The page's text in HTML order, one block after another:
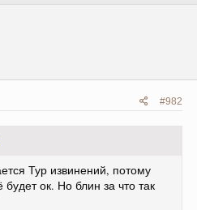
#982
Тур извинений, потому
ок. Но блин за что так